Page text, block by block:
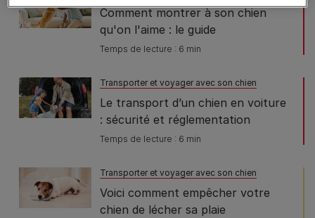
Comment montrer à son chien
qu'on l'aime : le guide
Temps de lecture : 6 min
Transporter et voyager avec son chien
Le transport d’un chien en voiture
: sécurité et réglementation
Temps de lecture : 6 min
Transporter et voyager avec son chien
Voici comment empêcher votre
chien de lécher sa plaie